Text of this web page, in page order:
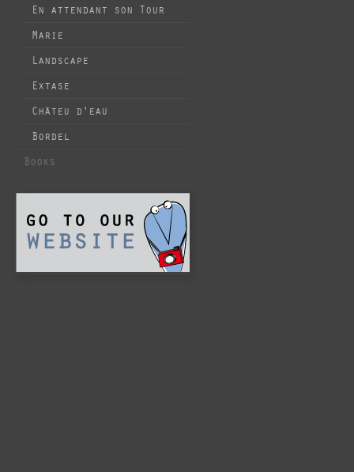
En attendant son Tour
Marie
Landscape
Extase
Châteu d'eau
Bordel
Books